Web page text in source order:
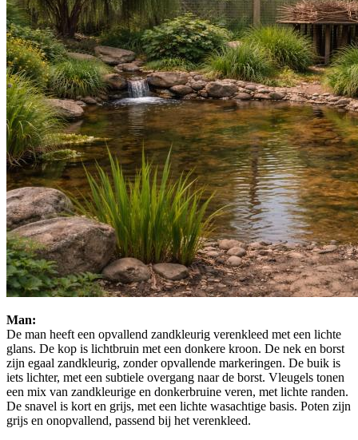
Man:
De man heeft een opvallend zandkleurig verenkleed met een lichte
glans. De kop is lichtbruin met een donkere kroon. De nek en borst
zijn egaal zandkleurig, zonder opvallende markeringen. De buik is
iets lichter, met een subtiele overgang naar de borst. Vleugels tonen
een mix van zandkleurige en donkerbruine veren, met lichte randen.
De snavel is kort en grijs, met een lichte wasachtige basis. Poten zijn
grijs en onopvallend, passend bij het verenkleed.